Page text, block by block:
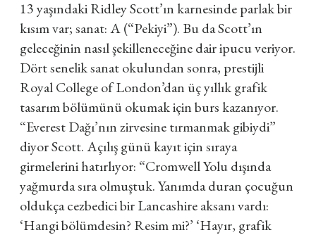
13 yaşındaki Ridley Scott’ın karnesinde parlak bir
kısım var; sanat: A (“Pekiyi”). Bu da Scott’ın
geleceğinin nasıl şekilleneceğine dair ipucu veriyor.
Dört senelik sanat okulundan sonra, prestijli
Royal College of London’dan üç yıllık grafik
tasarım bölümünü okumak için burs kazanıyor.
“Everest Dağı’nın zirvesine tırmanmak gibiydi”
diyor Scott. Açılış günü kayıt için sıraya
girmelerini hatırlıyor: “Cromwell Yolu dışında
yağmurda sıra olmuştuk. Yanımda duran çocuğun
oldukça cezbedici bir Lancashire aksanı vardı:
‘Hangi bölümdesin? Resim mi?’ ‘Hayır, grafik